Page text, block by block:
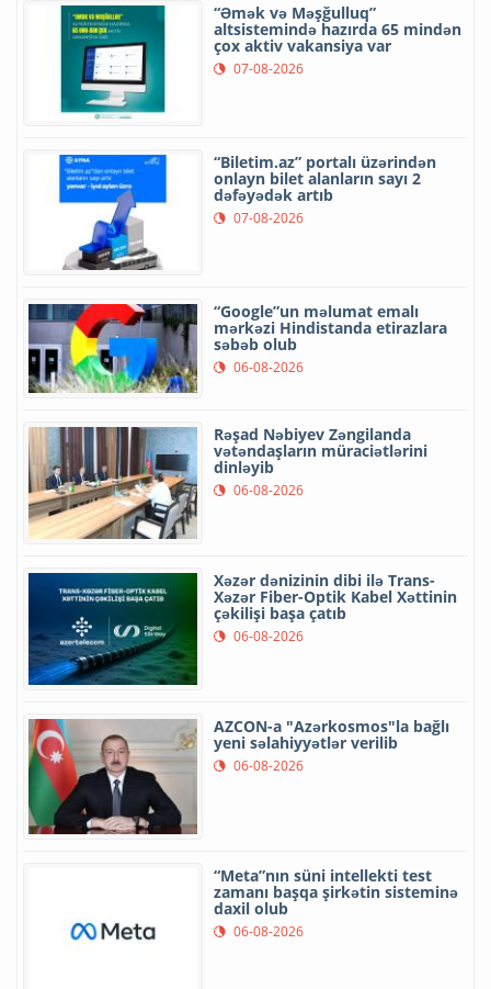
“Əmək və Məşğulluq”
altsistemində hazırda 65 mindən
çox aktiv vakansiya var
07-08-2026
“Biletim.az” portalı üzərindən
onlayn bilet alanların sayı 2
dəfəyədək artıb
07-08-2026
“Google”un məlumat emalı
mərkəzi Hindistanda etirazlara
səbəb olub
06-08-2026
Rəşad Nəbiyev Zəngilanda
vətəndaşların müraciətlərini
dinləyib
06-08-2026
Xəzər dənizinin dibi ilə Trans-
Xəzər Fiber-Optik Kabel Xəttinin
çəkilişi başa çatıb
06-08-2026
AZCON-a "Azərkosmos"la bağlı
yeni səlahiyyətlər verilib
06-08-2026
“Meta”nın süni intellekti test
zamanı başqa şirkətin sisteminə
daxil olub
06-08-2026